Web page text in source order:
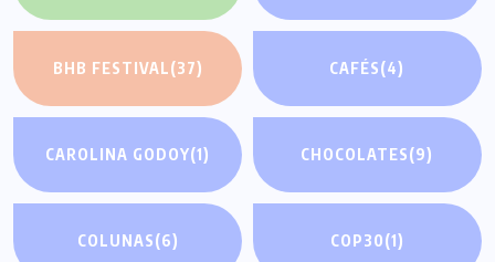
BHB FESTIVAL(37) CAFÉS(4)
CAROLINA GODOY(1) CHOCOLATES(9)
COLUNAS(6) COP30(1)